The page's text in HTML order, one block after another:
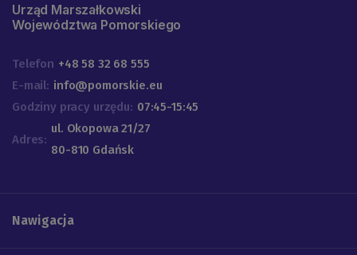
Urząd Marszałkowski
Województwa Pomorskiego
Telefon +48 58 32 68 555
E-mail: info@pomorskie.eu
Godziny pracy urzędu: 07:45-15:45
Adres:
ul. Okopowa 21/27
80-810 Gdańsk
Nawigacja